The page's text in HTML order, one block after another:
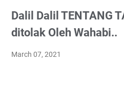
Dalil Dalil TENTANG
ditolak Oleh Wahabi..
March 07, 2021